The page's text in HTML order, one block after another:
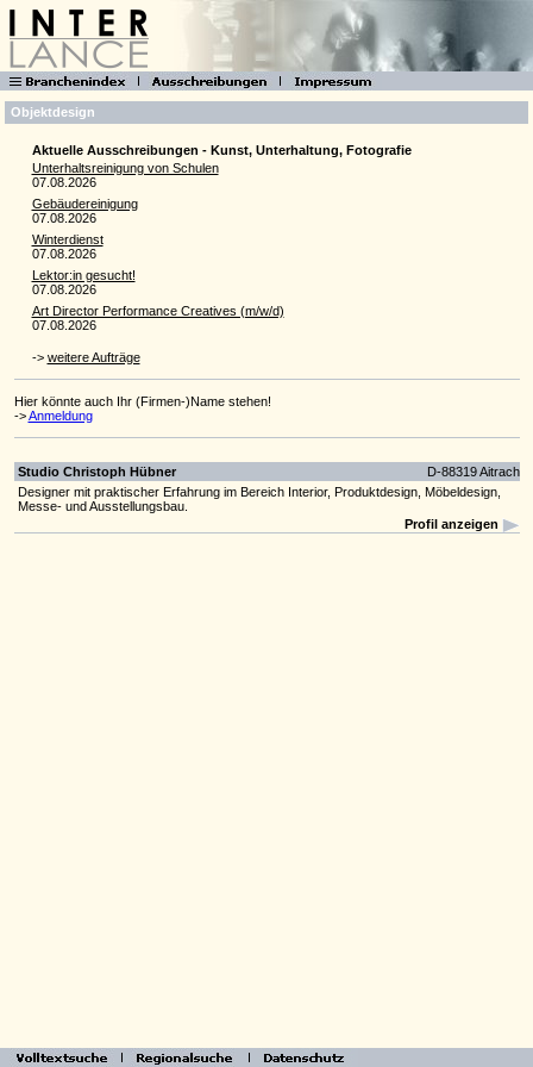
Objektdesign
Aktuelle Ausschreibungen - Kunst, Unterhaltung, Fotografie
Unterhaltsreinigung von Schulen
07.08.2026
Gebäudereinigung
07.08.2026
Winterdienst
07.08.2026
Lektor:in gesucht!
07.08.2026
Art Director Performance Creatives (m/w/d)
07.08.2026
-> weitere Aufträge
Hier könnte auch Ihr (Firmen-)Name stehen!
->Anmeldung
Studio Christoph Hübner
D-88319 Aitrach
Designer mit praktischer Erfahrung im Bereich Interior, Produktdesign, Möbeldesign,
Messe- und Ausstellungsbau.
Profil anzeigen